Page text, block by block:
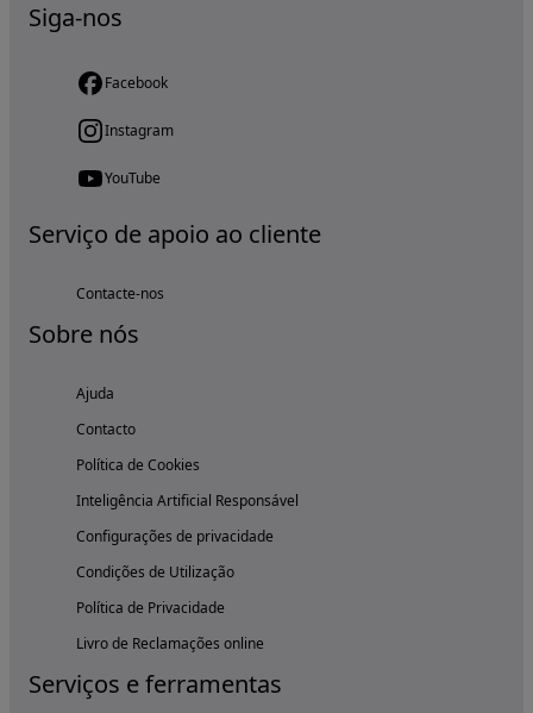
Siga-nos
Facebook
Instagram
YouTube
Serviço de apoio ao cliente
Contacte-nos
Sobre nós
Ajuda
Contacto
Política de Cookies
Inteligência Artificial Responsável
Configurações de privacidade
Condições de Utilização
Política de Privacidade
Livro de Reclamações online
Serviços e ferramentas